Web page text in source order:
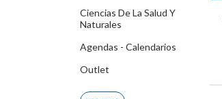
Ciencias De La Salud Y
Naturales
Agendas - Calendarios
Outlet